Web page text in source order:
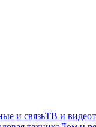
и связьТВ и